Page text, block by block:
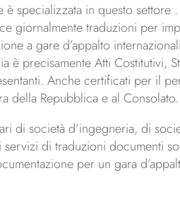
specializzata in questo
giornalmente traduzioni per
a gare d’appalto
è precisamente Atti Costitutivi,
Anche certificati per il
della Repubblica e al Consolato.
di società d’ingegneria, di
di traduzioni documenti
per un gara